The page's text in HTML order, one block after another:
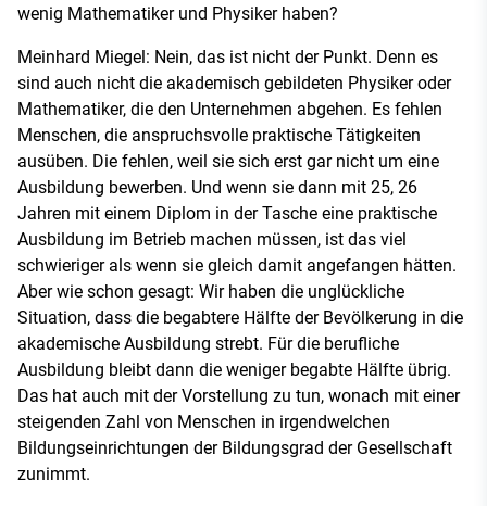
wenig Mathematiker und Physiker haben?
Meinhard Miegel: Nein, das ist nicht der Punkt. Denn es
sind auch nicht die akademisch gebildeten Physiker oder
Mathematiker, die den Unternehmen abgehen. Es fehlen
Menschen, die anspruchsvolle praktische Tätigkeiten
ausüben. Die fehlen, weil sie sich erst gar nicht um eine
Ausbildung bewerben. Und wenn sie dann mit 25, 26
Jahren mit einem Diplom in der Tasche eine praktische
Ausbildung im Betrieb machen müssen, ist das viel
schwieriger als wenn sie gleich damit angefangen hätten.
Aber wie schon gesagt: Wir haben die unglückliche
Situation, dass die begabtere Hälfte der Bevölkerung in die
akademische Ausbildung strebt. Für die berufliche
Ausbildung bleibt dann die weniger begabte Hälfte übrig.
Das hat auch mit der Vorstellung zu tun, wonach mit einer
steigenden Zahl von Menschen in irgendwelchen
Bildungseinrichtungen der Bildungsgrad der Gesellschaft
zunimmt.